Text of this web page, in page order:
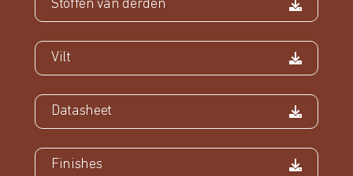
Stoffen van derden
Vilt
Datasheet
Finishes